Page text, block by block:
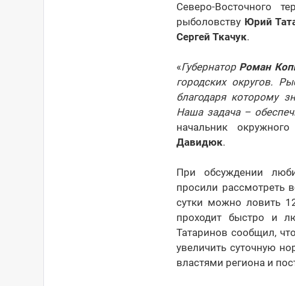
Северо-Восточного
рыболовству Юрий
Сергей Ткачук.
«Губернатор Роман
городских округов.
благодаря которому
Наша задача –
начальник
Давидюк.
При обсуждении
просили рассмотреть
сутки можно ловить
проходит быстро и
Татаринов сообщил,
увеличить суточную
властями региона и